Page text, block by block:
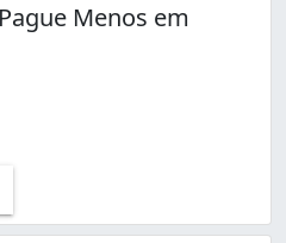
Menos em